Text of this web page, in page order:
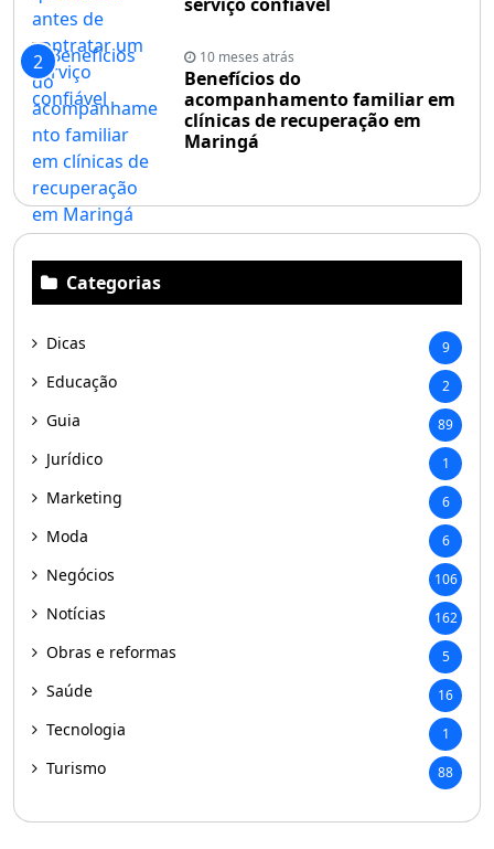
2 10 meses atrás
Benefícios do
acompanhamento familiar em
clínicas de recuperação em
Maringá
Categorias
Dicas 9
Educação 2
Guia 89
Jurídico 1
Marketing 6
Moda 6
Negócios 106
Notícias 162
Obras e reformas 5
Saúde 16
Tecnologia 1
Turismo 88